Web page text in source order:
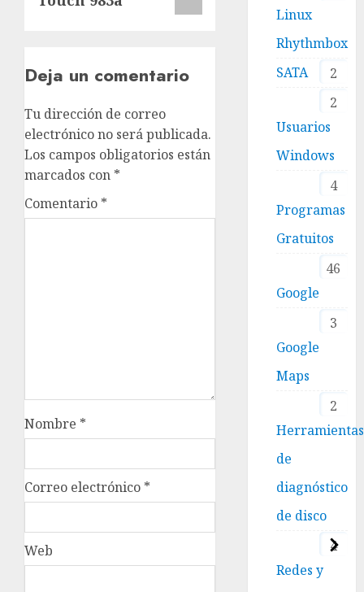
Deja un comentario
Tu dirección de correo
electrónico no será publicada.
Los campos obligatorios están
marcados con *
Comentario *
Nombre *
Correo electrónico *
Web
Linux
Rhythmbox
2
SATA
2
Usuarios
Windows
4
Programas
Gratuitos
46
Google
3
Google
Maps
2
Herramientas
de
diagnóstico
de disco
4
Redes y